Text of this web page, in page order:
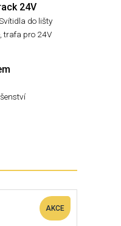
24V
do lišty
trafa pro 24V
AKCE